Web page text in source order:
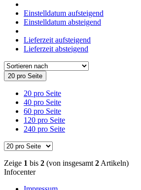
Einstelldatum aufsteigend
Einstelldatum absteigend
Lieferzeit aufsteigend
Lieferzeit absteigend
20 pro Seite
20 pro Seite
40 pro Seite
60 pro Seite
120 pro Seite
240 pro Seite
Zeige 1 bis 2 (von insgesamt 2 Artikeln)
Infocenter